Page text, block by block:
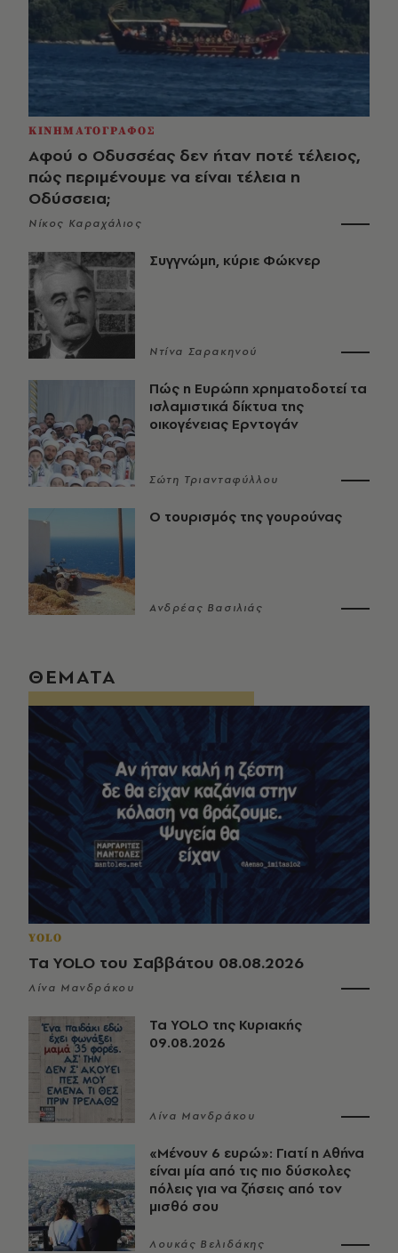
ΚΙΝΗΜΑΤΟΓΡΑΦΟΣ
Αφού ο Οδυσσέας δεν ήταν ποτέ τέλειος,
πώς περιμένουμε να είναι τέλεια η
Οδύσσεια;
Νίκος Καραχάλιος
Συγγνώμη, κύριε Φώκνερ
Ντίνα Σαρακηνού
Πώς η Ευρώπη χρηματοδοτεί τα
ισλαμιστικά δίκτυα της
οικογένειας Ερντογάν
Σώτη Τριανταφύλλου
Ο τουρισμός της γουρούνας
Ανδρέας Βασιλιάς
ΘΕΜΑΤΑ
YOLO
Τα YOLO του Σαββάτου 08.08.2026
Λίνα Μανδράκου
Τα YOLO της Κυριακής
09.08.2026
Λίνα Μανδράκου
«Μένουν 6 ευρώ»: Γιατί η Αθήνα
είναι μία από τις πιο δύσκολες
πόλεις για να ζήσεις από τον
μισθό σου
Λουκάς Βελιδάκης